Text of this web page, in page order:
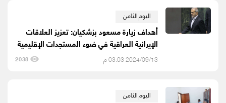
اليوم الثامن
أهداف زيارة مسعود بزشکیان: تعزيز العلاقات
الإيرانية العراقية في ضوء المستجدات الإقليمية
2024/09/13 03:03 م 2038
اليوم الثامن